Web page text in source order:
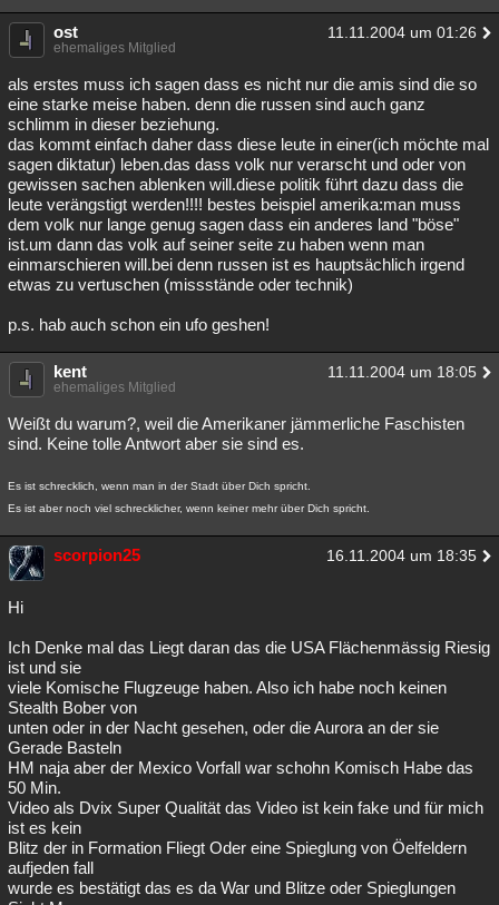
ost 11.11.2004 um 01:26
ehemaliges Mitglied
als erstes muss ich sagen dass es nicht nur die amis sind die so
eine starke meise haben. denn die russen sind auch ganz
schlimm in dieser beziehung.
das kommt einfach daher dass diese leute in einer(ich möchte mal
sagen diktatur) leben.das dass volk nur verarscht und oder von
gewissen sachen ablenken will.diese politik führt dazu dass die
leute verängstigt werden!!!! bestes beispiel amerika:man muss
dem volk nur lange genug sagen dass ein anderes land "böse"
ist.um dann das volk auf seiner seite zu haben wenn man
einmarschieren will.bei denn russen ist es hauptsächlich irgend
etwas zu vertuschen (missstände oder technik)
p.s. hab auch schon ein ufo geshen!
kent 11.11.2004 um 18:05
ehemaliges Mitglied
Weißt du warum?, weil die Amerikaner jämmerliche Faschisten
sind. Keine tolle Antwort aber sie sind es.
Es ist schrecklich, wenn man in der Stadt über Dich spricht.
Es ist aber noch viel schrecklicher, wenn keiner mehr über Dich spricht.
scorpion25 16.11.2004 um 18:35
Hi
Ich Denke mal das Liegt daran das die USA Flächenmässig Riesig
ist und sie
viele Komische Flugzeuge haben. Also ich habe noch keinen
Stealth Bober von
unten oder in der Nacht gesehen, oder die Aurora an der sie
Gerade Basteln
HM naja aber der Mexico Vorfall war schohn Komisch Habe das
50 Min.
Video als Dvix Super Qualität das Video ist kein fake und für mich
ist es kein
Blitz der in Formation Fliegt Oder eine Spieglung von Öelfeldern
aufjeden fall
wurde es bestätigt das es da War und Blitze oder Spieglungen